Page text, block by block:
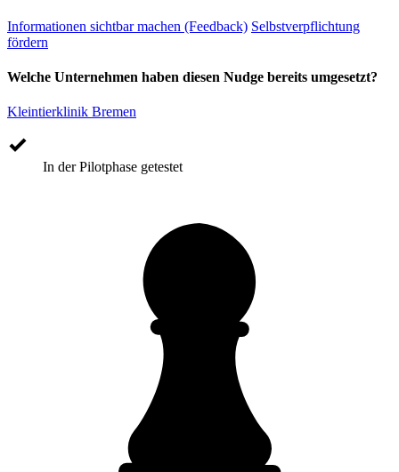
Informationen sichtbar machen (Feedback) Selbstverpflichtung
fördern
Welche Unternehmen haben diesen Nudge bereits umgesetzt?
Kleintierklinik Bremen
In der Pilotphase getestet